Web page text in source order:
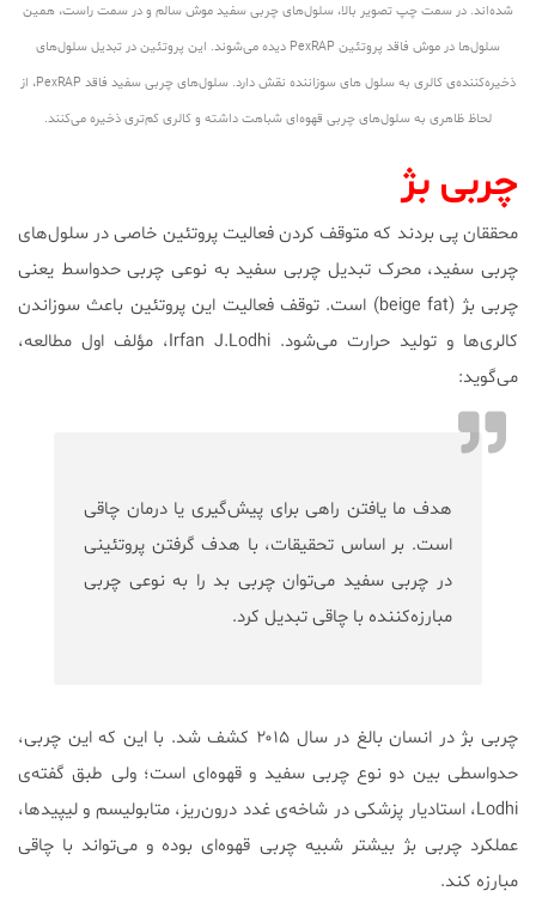
شده‌اند. در سمت چپ تصویر بالا، سلول‌های چربی سفید موش سالم و در سمت راست، همین
سلول‌ها در موش فاقد پروتئین PexRAP دیده می‌شوند. این پروتئین در تبدیل سلول‌های
ذخیره‌کننده‌ی کالری به سلول های سوزاننده نقش دارد. سلول‌های چربی سفید فاقد PexRAP، از
لحاظ ظاهری به سلول‌های چربی قهوه‌ای شباهت داشته و کالری کم‌تری ذخیره می‌کنند.
چربی بژ
محققان پی بردند که متوقف کردن فعالیت پروتئین خاصی در سلول‌های
چربی سفید، محرک تبدیل چربی سفید به نوعی چربی حدواسط یعنی
چربی بژ (beige fat) است. توقف فعالیت این پروتئین باعث سوزاندن
کالری‌ها و تولید حرارت می‌شود. Irfan J.Lodhi، مؤلف اول مطالعه،
می‌گوید:
هدف ما یافتن راهی برای پیش‌گیری یا درمان چاقی
است. بر اساس تحقیقات، با هدف گرفتن پروتئینی
در چربی سفید می‌توان چربی بد را به نوعی چربی
مبارزه‌کننده با چاقی تبدیل کرد.
چربی بژ در انسان بالغ در سال ۲۰۱۵ کشف شد. با این که این چربی،
حدواسطی بین دو نوع چربی سفید و قهوه‌ای است؛ ولی طبق گفته‌ی
Lodhi، استادیار پزشکی در شاخه‌ی غدد درون‌ریز، متابولیسم و لیپیدها،
عملکرد چربی بژ بیشتر شبیه چربی قهوه‌ای بوده و می‌تواند با چاقی
مبارزه کند.